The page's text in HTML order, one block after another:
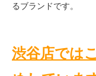
るブランドです。
渋谷店では